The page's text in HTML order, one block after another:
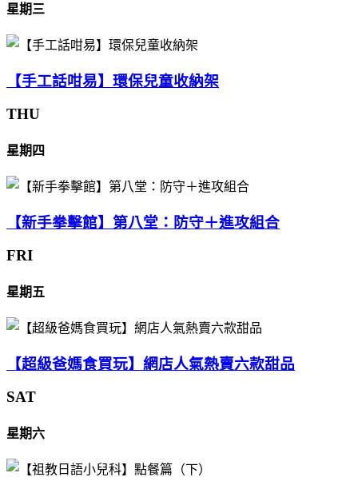
星期三
【手工話咁易】環保兒童收納架
THU
星期四
【新手拳擊館】第八堂：防守＋進攻組合
FRI
星期五
【超級爸媽食買玩】網店人氣熱賣六款甜品
SAT
星期六